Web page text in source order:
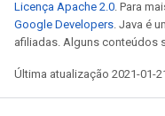
Licença Apache 2.0. Para
Google Developers. Java é
afiliadas. Alguns conteúdos
Última atualização 2021-01-